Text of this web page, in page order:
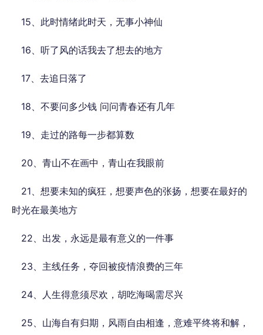
15、此时情绪此时天，无事小神仙
16、听了风的话我去了想去的地方
17、去追日落了
18、不要问多少钱 问问青春还有几年
19、走过的路每一步都算数
20、青山不在画中，青山在我眼前
21、想要未知的疯狂，想要声色的张扬，想要在最好的
时光在最美地方
22、出发，永远是最有意义的一件事
23、主线任务，夺回被疫情浪费的三年
24、人生得意须尽欢，胡吃海喝需尽兴
25、山海自有归期，风雨自由相逢，意难平终将和解，